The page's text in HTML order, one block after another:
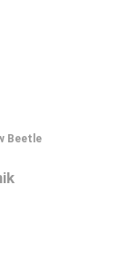
Beetle